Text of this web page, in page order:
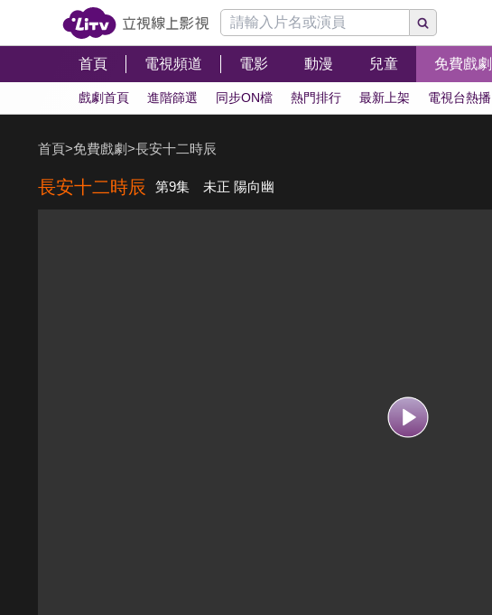
首頁 電視頻道 電影 動漫 兒童 免費戲劇
戲劇首頁 進階篩選 同步ON檔 熱門排行 最新上架 電視台熱播
首頁>免費戲劇>長安十二時辰
長安十二時辰 第9集 未正 陽向幽